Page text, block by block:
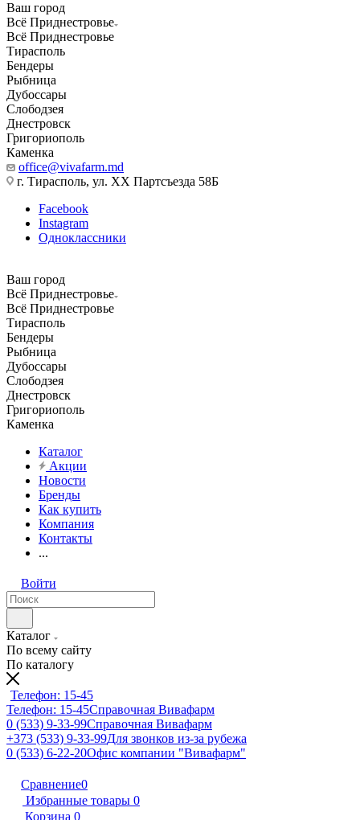
Ваш город
Всё Приднестровье
Всё Приднестровье
Тирасполь
Бендеры
Рыбница
Дубоссары
Слободзея
Днестровск
Григориополь
Каменка
office@vivafarm.md
г. Тирасполь, ул. ХХ Партсъезда 58Б
Facebook
Instagram
Одноклассники
Ваш город
Всё Приднестровье
Всё Приднестровье
Тирасполь
Бендеры
Рыбница
Дубоссары
Слободзея
Днестровск
Григориополь
Каменка
Каталог
Акции
Новости
Бренды
Как купить
Компания
Контакты
...
Войти
Каталог
По всему сайту
По каталогу
Телефон: 15-45
Телефон: 15-45Справочная Вивафарм
0 (533) 9-33-99Справочная Вивафарм
+373 (533) 9-33-99Для звонков из-за рубежа
0 (533) 6-22-20Офис компании "Вивафарм"
Сравнение0
Избранные товары 0
Корзина 0